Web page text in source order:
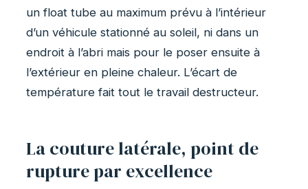
un float tube au maximum prévu à l’intérieur
d’un véhicule stationné au soleil, ni dans un
endroit à l’abri mais pour le poser ensuite à
l’extérieur en pleine chaleur. L’écart de
température fait tout le travail destructeur.
La couture latérale, point de
rupture par excellence